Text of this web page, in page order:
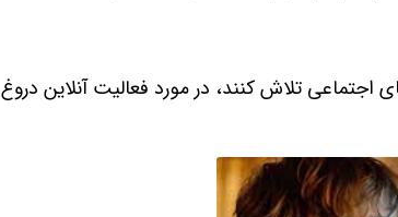
تلاش کنند، در مورد فعالیت آنلاین دروغ